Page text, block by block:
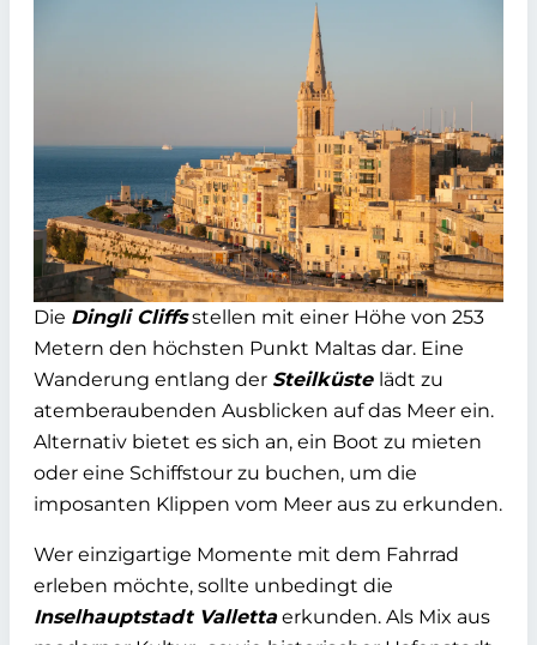
Die Dingli Cliffsstellen mit einer Höhe von 253
Metern den höchsten Punkt Maltas dar. Eine
Wanderung entlang der Steilküste lädt zu
atemberaubenden Ausblicken auf das Meer ein.
Alternativ bietet es sich an, ein Boot zu mieten
oder eine Schiffstour zu buchen, um die
imposanten Klippen vom Meer aus zu erkunden.
Wer einzigartige Momente mit dem Fahrrad
erleben möchte, sollte unbedingt die
Inselhauptstadt Vallettaerkunden. Als Mix aus